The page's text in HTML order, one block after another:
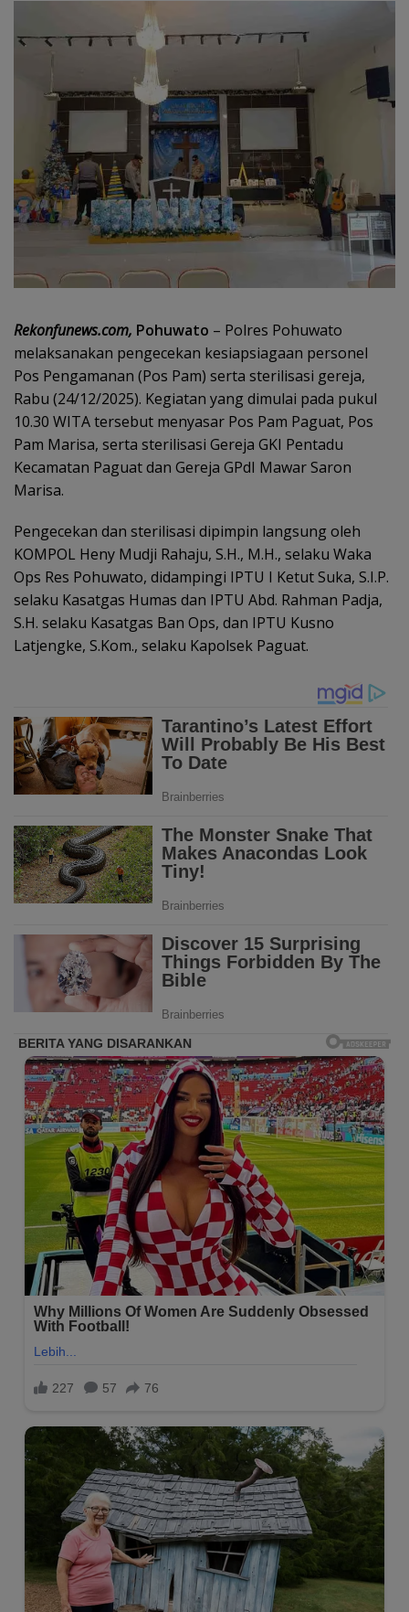
Rekonfunews.com, Pohuwato – Polres Pohuwato
melaksanakan pengecekan kesiapsiagaan personel
Pos Pengamanan (Pos Pam) serta sterilisasi gereja,
Rabu (24/12/2025). Kegiatan yang dimulai pada pukul
10.30 WITA tersebut menyasar Pos Pam Paguat, Pos
Pam Marisa, serta sterilisasi Gereja GKI Pentadu
Kecamatan Paguat dan Gereja GPdI Mawar Saron
Marisa.
Pengecekan dan sterilisasi dipimpin langsung oleh
KOMPOL Heny Mudji Rahaju, S.H., M.H., selaku Waka
Ops Res Pohuwato, didampingi IPTU I Ketut Suka, S.I.P.
selaku Kasatgas Humas dan IPTU Abd. Rahman Padja,
S.H. selaku Kasatgas Ban Ops, dan IPTU Kusno
Latjengke, S.Kom., selaku Kapolsek Paguat.